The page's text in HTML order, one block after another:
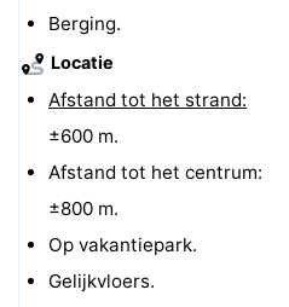
Berging.
Locatie
Afstand tot het strand:
±600 m.
Afstand tot het centrum:
±800 m.
Op vakantiepark.
Gelijkvloers.